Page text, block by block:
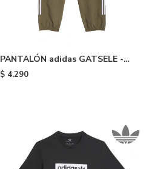
PANTALÓN adidas GATSELE -
Olive Strata White
$ 4.290